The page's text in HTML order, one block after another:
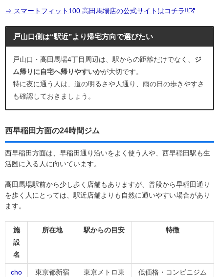
⇒ スマートフィット100 高田馬場店の公式サイトはコチラ!!
戸山口側は“駅近”より帰宅方向で選びたい
戸山口・高田馬場4丁目周辺は、駅からの距離だけでなく、 ジ
ム帰りに自宅へ帰りやすいかが大切です。
特に夜に通う人は、道の明るさや人通り、雨の日の歩きやすさ
も確認しておきましょう。
西早稲田方面の24時間ジム
西早稲田方面は、早稲田通り沿いをよく使う人や、西早稲田駅も生
活圏に入る人に向いています。
高田馬場駅前から少し歩く店舗もありますが、普段から早稲田通り
を歩く人にとっては、駅近店舗よりも自然に通いやすい場合があり
ます。
施
設
名
所在地 駅からの目安 特徴
cho
東京都新宿
東京メトロ東
低価格・コンビニジム